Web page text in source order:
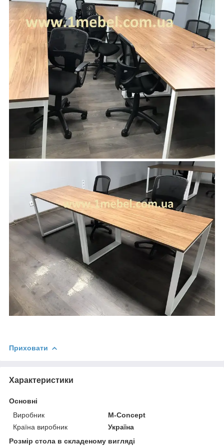
Приховати
Характеристики
Основні
Виробник
M-Concept
Країна виробник
Україна
Розмір стола в складеному вигляді